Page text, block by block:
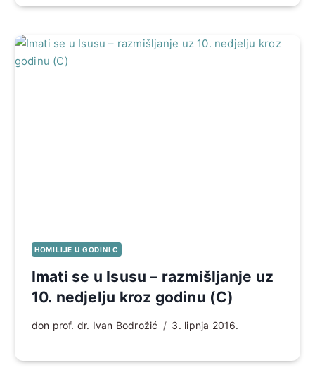
HOMILIJE U GODINI C
Imati se u Isusu – razmišljanje uz
10. nedjelju kroz godinu (C)
don prof. dr. Ivan Bodrožić 3. lipnja 2016.